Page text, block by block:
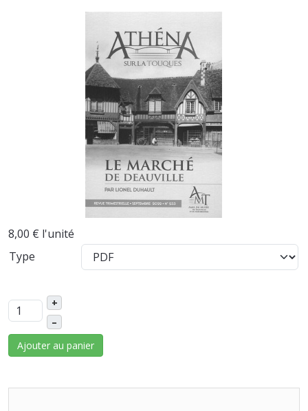
8,00 € l'unité
Type
+
–
Ajouter au panier